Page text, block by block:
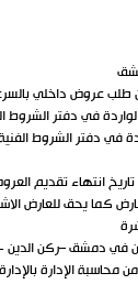
في دفتر